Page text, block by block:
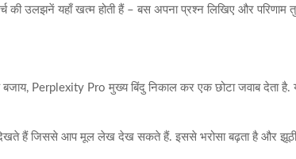
की उलझनें यहाँ खत्म होती हैं – बस अपना प्रश्न लिखिए और परिणाम
बजाय, Perplexity Pro मुख्य बिंदु निकाल कर एक छोटा जवाब देता
हैं जिससे आप मूल लेख देख सकते हैं. इससे भरोसा बढ़ता है और झूठी